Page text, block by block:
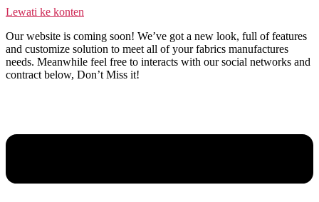
Lewati ke konten
Our website is coming soon! We’ve got a new look, full of features
and customize solution to meet all of your fabrics manufactures
needs. Meanwhile feel free to interacts with our social networks and
contract below, Don’t Miss it!